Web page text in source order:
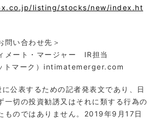
listing/stocks/new/index.ht
問い合わせ先＞
メート・マージャー IR担当
トマーク）intimatemerger.com
公表するための記者発表文であり、日
一切の投資勧誘又はそれに類する行為の
ものではありません。2019年9月17日